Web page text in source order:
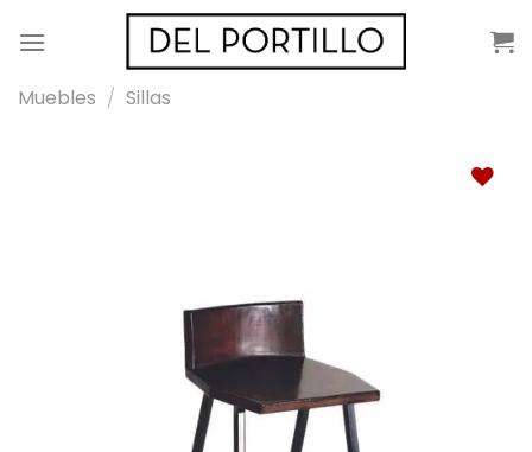
Muebles / Sillas